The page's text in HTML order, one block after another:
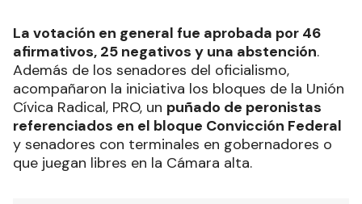
La votación en general fue aprobada por 46
afirmativos, 25 negativos y una abstención.
Además de los senadores del oficialismo,
acompañaron la iniciativa los bloques de la Unión
Cívica Radical, PRO, un puñado de peronistas
referenciados en el bloque Convicción Federal
y senadores con terminales en gobernadores o
que juegan libres en la Cámara alta.